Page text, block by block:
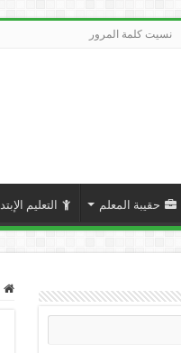
نسيت كلمة المرور
حقيبة المعلم التعليم